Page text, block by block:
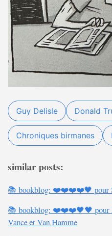
Guy Delisle Donald
Chroniques birmanes
similar posts:
📚 bookblog: ❤️❤️❤️❤️🖤 pour
📚 bookblog: ❤️❤️❤️🖤🖤 pour
Vance et Van Hamme